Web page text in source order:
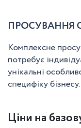
ПРОСУВАННЯ
Комплексне
потребує
унікальні
специфіку бізнесу.
Ціни на